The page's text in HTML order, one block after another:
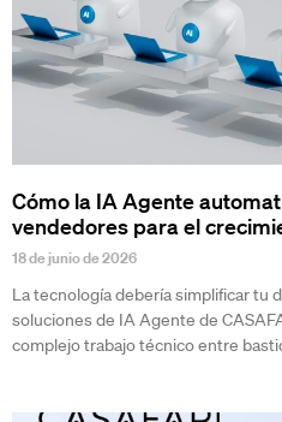
Cómo la IA Agente
vendedores para el
18 de junio de 2026
La tecnología debería simplificar tu
soluciones de IA Agente de
complejo trabajo técnico entre